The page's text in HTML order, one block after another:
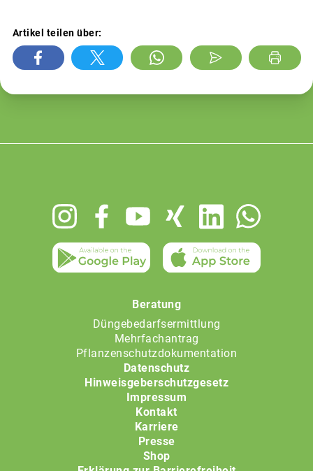
Artikel teilen über:
Beratung
Düngebedarfsermittlung
Mehrfachantrag
Pflanzenschutzdokumentation
Datenschutz
Hinweisgeberschutzgesetz
Impressum
Kontakt
Karriere
Presse
Shop